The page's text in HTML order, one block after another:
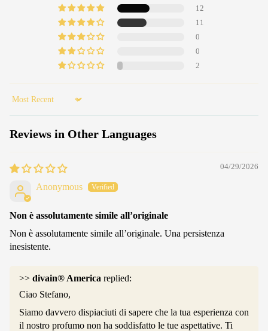
12
11
0
0
2
Sort by
Reviews in Other Languages
04/29/2026
Anonymous
Non è assolutamente simile all’originale
Non è assolutamente simile all’originale. Una persistenza
inesistente.
>> divain® America replied:
Ciao Stefano,
Siamo davvero dispiaciuti di sapere che la tua esperienza con
il nostro profumo non ha soddisfatto le tue aspettative. Ti